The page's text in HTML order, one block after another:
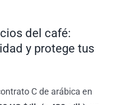
del café:
y protege tus
C de arábica en